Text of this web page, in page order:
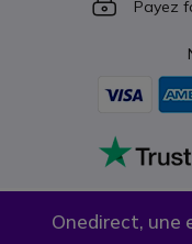
Payez
Onedirect, une